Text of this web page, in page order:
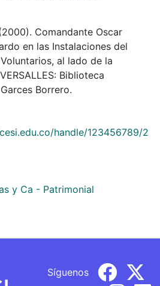
Comandante Oscar
en las Instalaciones del
al lado de la
Biblioteca
Borrero.
handle/123456789/2
y Ca - Patrimonial
Síguenos